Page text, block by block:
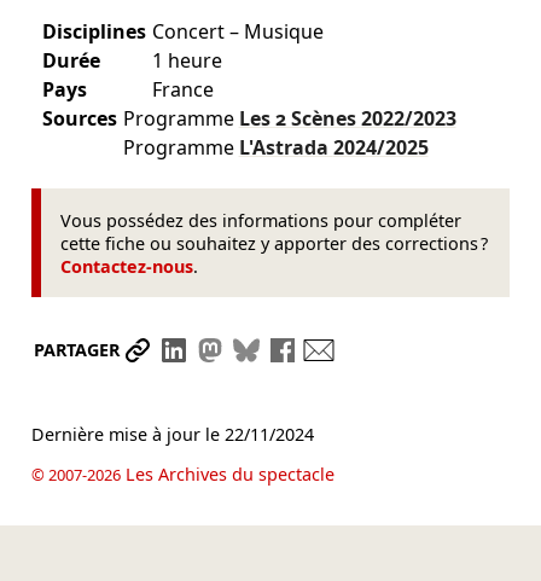
Disciplines Concert – Musique
Durée
1 heure
Pays
France
Sources Programme Les 2 Scènes2022/2023
Programme L'Astrada 2024/2025
Vous possédez des informations pour compléter
cette fiche ou souhaitez y apporter des corrections ?
Contactez-nous.
PARTAGER Partager le lien
Partager sur LinkedIn
Partager sur Mastodon
Partager sur Bluesky
Partager sur Facebook
Dernière mise à jour le 22/11/2024
© 2007-2026Les Archives du spectacle